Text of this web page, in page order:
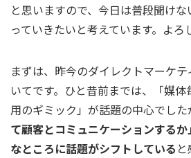
と思いますので、今日は普段聞け
っていきたいと考えています。よろ
まずは、昨今のダイレクトマーケ
いてです。ひと昔前までは、「媒
用のギミック」が話題の中心でした
て顧客とコミュニケーションする
なところに話題がシフトしている